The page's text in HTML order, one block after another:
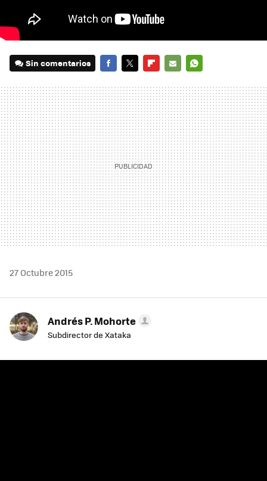
Sin comentarios
MAIL
27 Octubre 2015
Andrés P. Mohorte
Subdirector de Xataka